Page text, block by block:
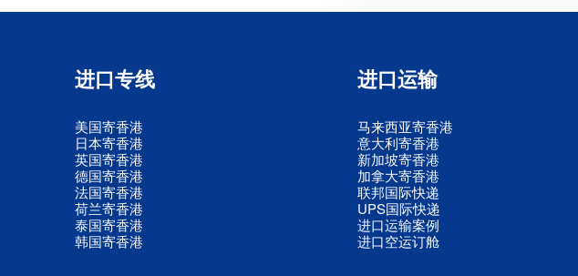
进口专线
美国寄香港
日本寄香港
英国寄香港
德国寄香港
法国寄香港
荷兰寄香港
泰国寄香港
韩国寄香港
进口运输
马来西亚寄香港
意大利寄香港
新加坡寄香港
加拿大寄香港
联邦国际快递
UPS国际快递
进口运输案例
进口空运订舱